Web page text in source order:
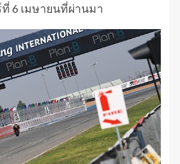
6 เมษายนที่ผ่านมา